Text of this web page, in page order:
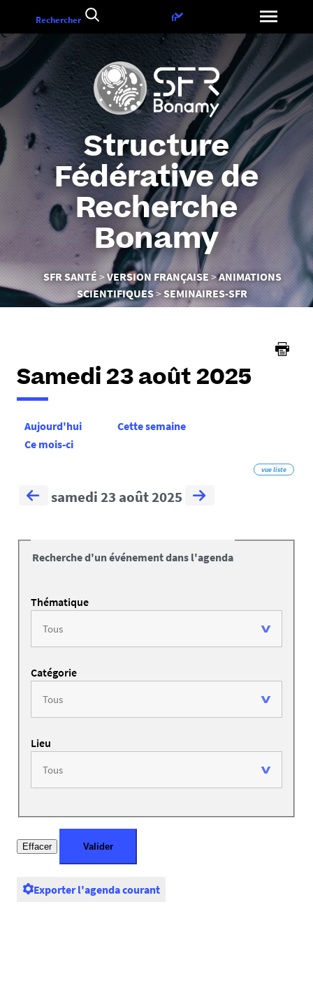
contenu
Structure
Fédérative de
Recherche
Bonamy
Vous
êtes
ici :
SFR SANTÉ VERSION FRANÇAISE
ANIMATIONS
SCIENTIFIQUES
SEMINAIRES-SFR
Rechercher
Choix
la
langue
fr
Samedi 23 août 2025
Aujourd'hui
Cette semaine
Ce mois-ci
vue liste
samedi 23 août 2025
Recherche d'un événement dans l'agenda
Thématique
Catégorie
Lieu
Exporter l'agenda courant